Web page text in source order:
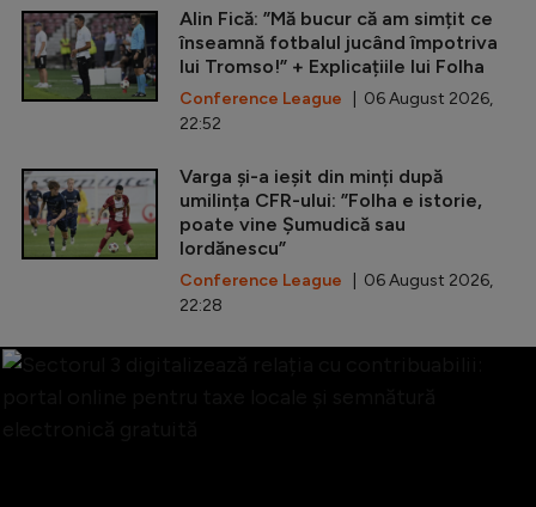
Alin Fică: ”Mă bucur că am simțit ce
înseamnă fotbalul jucând împotriva
lui Tromso!” + Explicațiile lui Folha
Conference League | 06 August 2026,
22:52
Varga și-a ieșit din minți după
umilința CFR-ului: ”Folha e istorie,
poate vine Șumudică sau
Iordănescu”
Conference League | 06 August 2026,
22:28